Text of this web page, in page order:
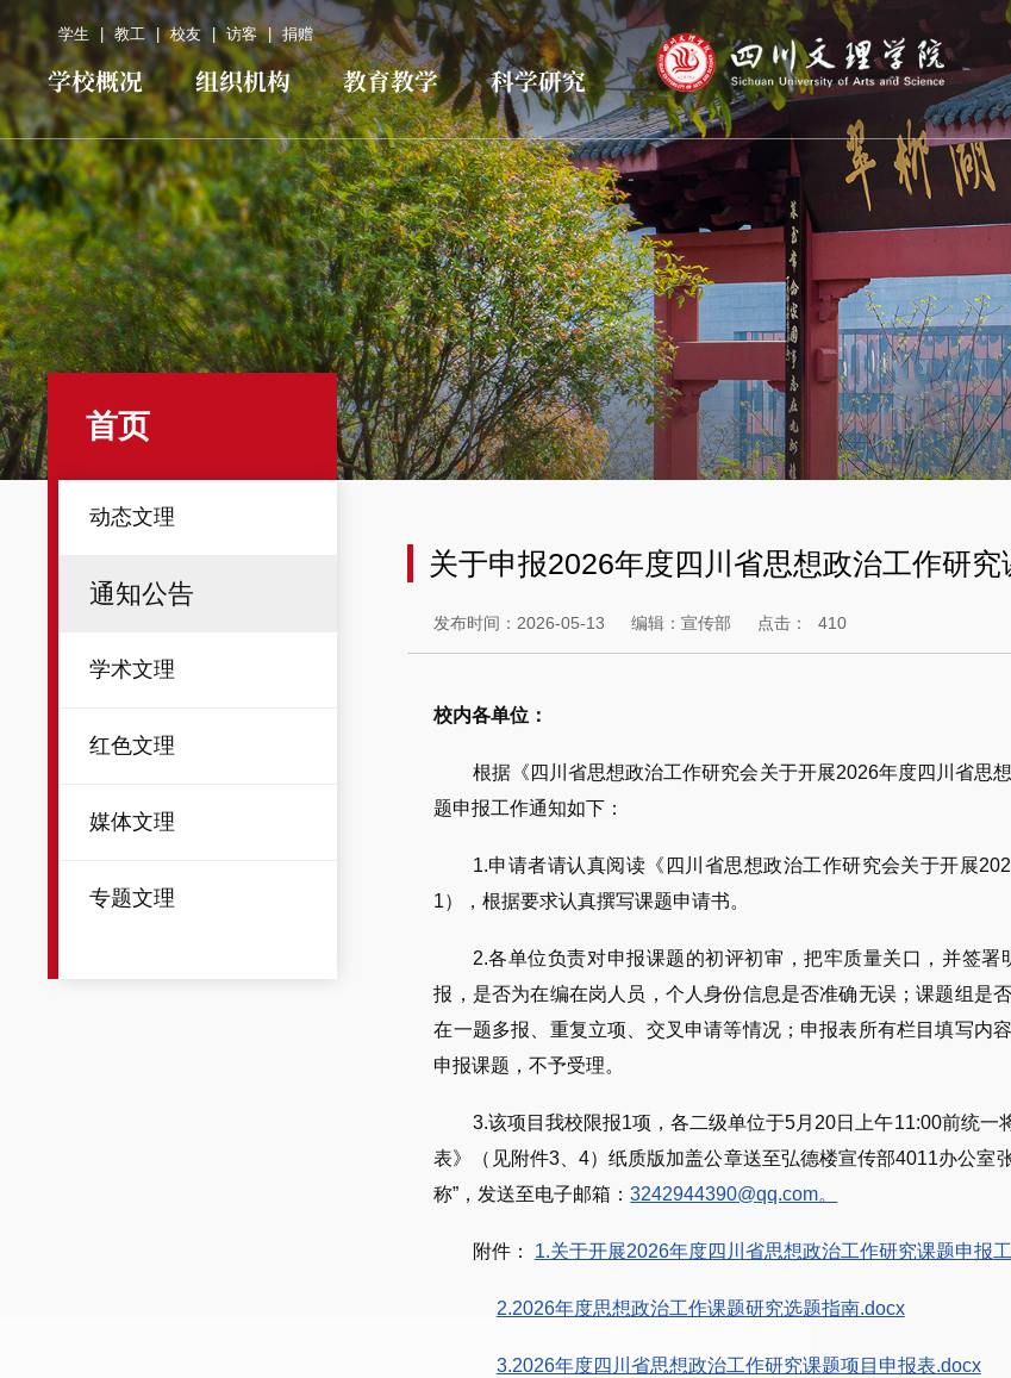
学生 | 教工 校友 | 访客 | 捐赠
学校概况 组织机构 教育教学 科学研究
首页
动态文理
通知公告
学术文理
红色文理
媒体文理
专题文理
关于申报2026年度四川省思想政治工作研究
发布时间：2026-05-13 编辑：宣传部 点击： 410
校内各单位：
根据《四川省思想政治工作研究会关于开展2026年度四川省思
题申报工作通知如下：
1.申请者请认真阅读《四川省思想政治工作研究会关于开展
1），根据要求认真撰写课题申请书。
2.各单位负责对申报课题的初评初审，把牢质量关口，并签
报，是否为在编在岗人员，个人身份信息是否准确无误；课题组是
在一题多报、重复立项、交叉申请等情况；申报表所有栏目填写内
申报课题，不予受理。
3.该项目我校限报1项，各二级单位于5月20日上午11:00前统
表》（见附件3、4）纸质版加盖公章送至弘德楼宣传部4011办公室
称”，发送至电子邮箱：3242944390@qq.com。
附件： 1.关于开展2026年度四川省思想政治工作研究课题申报
2.2026年度思想政治工作课题研究选题指南.docx
3.2026年度四川省思想政治工作研究课题项目申报表.docx